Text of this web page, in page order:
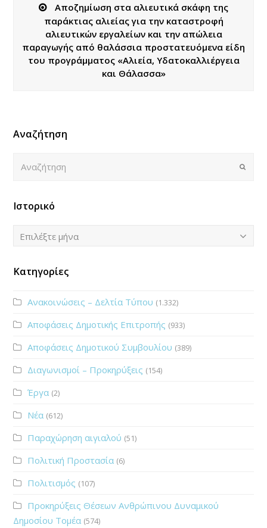
Αποζημίωση στα αλιευτικά σκάφη της
παράκτιας αλιείας για την καταστροφή
αλιευτικών εργαλείων και την απώλεια
παραγωγής από θαλάσσια προστατευόμενα είδη
του προγράμματος «Αλιεία, Υδατοκαλλιέργεια
και Θάλασσα»
Αναζήτηση
Submit
Ιστορικό
Ιστορικό
Επιλέξτε μήνα
Κατηγορίες
Ανακοινώσεις – Δελτία Τύπου (1.332)
Αποφάσεις Δημοτικής Επιτροπής (933)
Αποφάσεις Δημοτικού Συμβουλίου (389)
Διαγωνισμοί – Προκηρύξεις (154)
Έργα (2)
Νέα (612)
Παραχώρηση αιγιαλού (51)
Πολιτική Προστασία (6)
Πολιτισμός (107)
Προκηρύξεις Θέσεων Ανθρώπινου Δυναμικού
Δημοσίου Τομέα (574)